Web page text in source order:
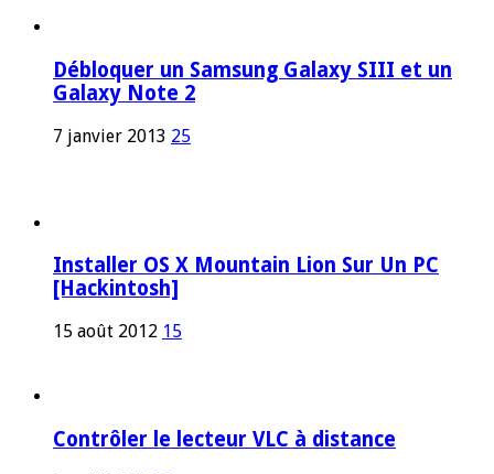
Débloquer un Samsung Galaxy SIII et un
Galaxy Note 2
7 janvier 2013 25
Installer OS X Mountain Lion Sur Un PC
[Hackintosh]
15 août 2012 15
Contrôler le lecteur VLC à distance